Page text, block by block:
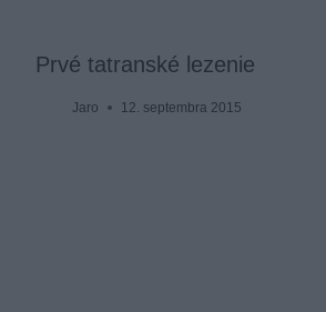
Prvé tatranské lezenie
Jaro 12. septembra 2015